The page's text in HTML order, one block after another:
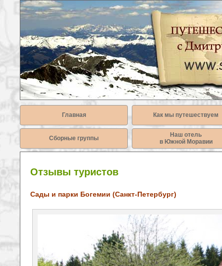
Главная Как мы путешествуем
Сборные группы
Наш отель
в Южной Моравии
Отзывы туристов
Сады и парки Богемии (Санкт-Петербург)